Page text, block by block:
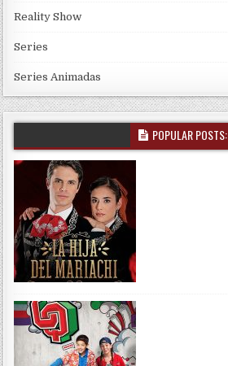
Reality Show
Series
Series Animadas
POPULAR POSTS: